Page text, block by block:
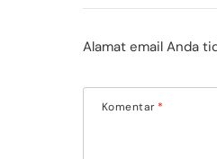
Alamat email Anda
Komentar *